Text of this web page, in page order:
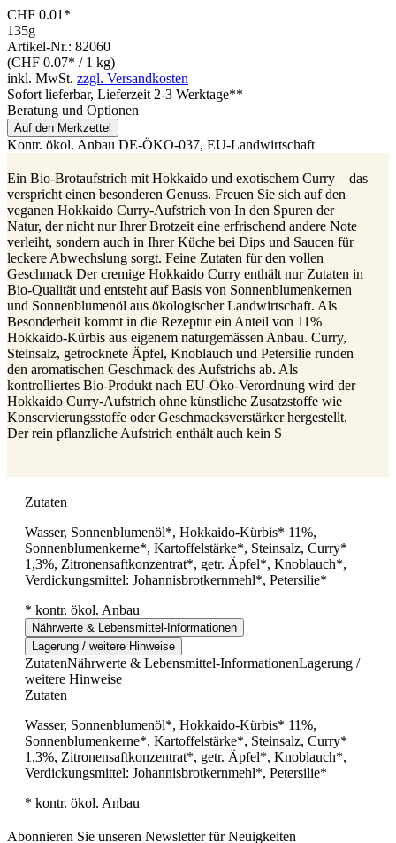
CHF 0.01*
135g
Artikel-Nr.: 82060
(CHF 0.07* / 1 kg)
inkl. MwSt. zzgl. Versandkosten
Sofort lieferbar, Lieferzeit 2-3 Werktage**
Beratung und Optionen
Auf den Merkzettel
Kontr. ökol. Anbau DE-ÖKO-037, EU-Landwirtschaft
Ein Bio-Brotaufstrich mit Hokkaido und exotischem Curry – das
verspricht einen besonderen Genuss. Freuen Sie sich auf den
veganen Hokkaido Curry-Aufstrich von In den Spuren der
Natur, der nicht nur Ihrer Brotzeit eine erfrischend andere Note
verleiht, sondern auch in Ihrer Küche bei Dips und Saucen für
leckere Abwechslung sorgt. Feine Zutaten für den vollen
Geschmack Der cremige Hokkaido Curry enthält nur Zutaten in
Bio-Qualität und entsteht auf Basis von Sonnenblumenkernen
und Sonnenblumenöl aus ökologischer Landwirtschaft. Als
Besonderheit kommt in die Rezeptur ein Anteil von 11%
Hokkaido-Kürbis aus eigenem naturgemässen Anbau. Curry,
Steinsalz, getrocknete Äpfel, Knoblauch und Petersilie runden
den aromatischen Geschmack des Aufstrichs ab. Als
kontrolliertes Bio-Produkt nach EU-Öko-Verordnung wird der
Hokkaido Curry-Aufstrich ohne künstliche Zusatzstoffe wie
Konservierungsstoffe oder Geschmacksverstärker hergestellt.
Der rein pflanzliche Aufstrich enthält auch kein S
Zutaten
Wasser, Sonnenblumenöl*, Hokkaido-Kürbis* 11%,
Sonnenblumenkerne*, Kartoffelstärke*, Steinsalz, Curry*
1,3%, Zitronensaftkonzentrat*, getr. Äpfel*, Knoblauch*,
Verdickungsmittel: Johannisbrotkernmehl*, Petersilie*
* kontr. ökol. Anbau
Nährwerte & Lebensmittel-Informationen
Lagerung / weitere Hinweise
ZutatenNährwerte & Lebensmittel-InformationenLagerung /
weitere Hinweise
Zutaten
Wasser, Sonnenblumenöl*, Hokkaido-Kürbis* 11%,
Sonnenblumenkerne*, Kartoffelstärke*, Steinsalz, Curry*
1,3%, Zitronensaftkonzentrat*, getr. Äpfel*, Knoblauch*,
Verdickungsmittel: Johannisbrotkernmehl*, Petersilie*
* kontr. ökol. Anbau
Abonnieren Sie unseren Newsletter für Neuigkeiten